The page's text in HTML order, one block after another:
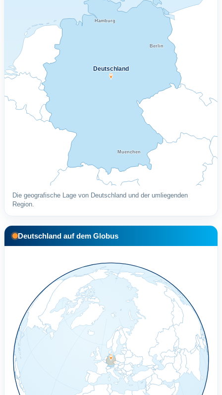
Berlin
Muenchen
Hamburg
Deutschland
Die geografische Lage von Deutschland und der umliegenden
Region.
Deutschland auf dem Globus